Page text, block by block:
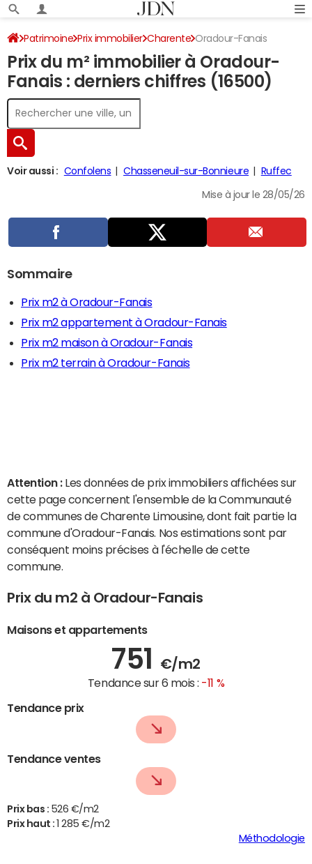
Patrimoine Prix immobilier Charente Oradour-Fanais
Prix du m² immobilier à Oradour-
Fanais : derniers chiffres (16500)
Voir aussi : Confolens Chasseneuil-sur-Bonnieure Ruffec
Mise à jour le 28/05/26
Sommaire
Prix m2 à Oradour-Fanais
Prix m2 appartement à Oradour-Fanais
Prix m2 maison à Oradour-Fanais
Prix m2 terrain à Oradour-Fanais
Attention : Les données de prix immobiliers affichées sur
cette page concernent l'ensemble de la Communauté
de communes de Charente Limousine, dont fait partie la
commune d'Oradour-Fanais. Nos estimations sont par
conséquent moins précises à l'échelle de cette
commune.
Prix du m2 à Oradour-Fanais
Maisons et appartements
751 €/m2
Tendance sur 6 mois : -11 %
Tendance prix
Tendance ventes
Prix bas : 526 €/m2
Prix haut :
1 285 €/m2
Méthodologie